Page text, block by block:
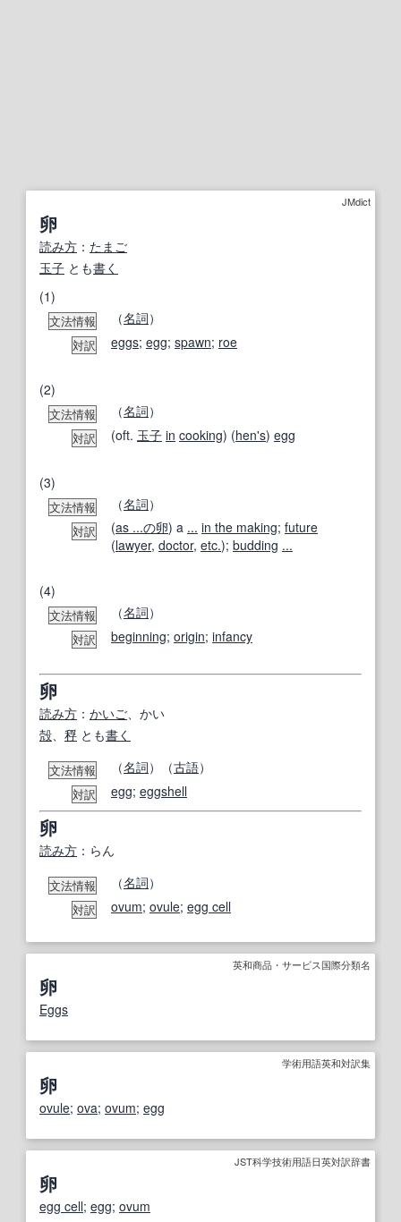
JMdict
卵
読み方 ： たまご
玉子 とも書く
(1)
文法情報 （名詞）
対訳 eggs; egg; spawn; roe
(2)
文法情報 （名詞）
対訳 (oft. 玉子 in cooking) (hen's) egg
(3)
文法情報 （名詞）
対訳 (as ...の卵) a ... in the making; future
(lawyer, doctor, etc.); budding ...
(4)
文法情報 （名詞）
対訳 beginning; origin; infancy
卵
読み方 ： かいご、かい
殻、 稃 とも書く
文法情報 （名詞）（古語）
対訳 egg; eggshell
卵
読み方 ：らん
文法情報 （名詞）
対訳 ovum; ovule; egg cell
英和商品・サービス国際分類名
卵
Eggs
学術用語英和対訳集
卵
ovule; ova; ovum; egg
JST科学技術用語日英対訳辞書
卵
egg cell; egg; ovum